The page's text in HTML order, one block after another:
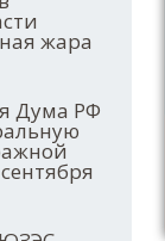
жара
Дума РФ